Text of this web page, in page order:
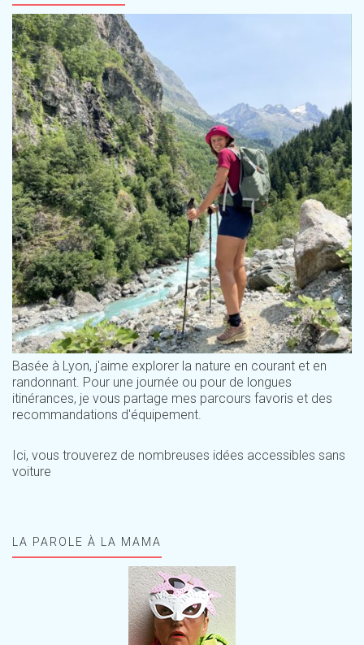
Basée à Lyon, j'aime explorer la nature en courant et en
randonnant. Pour une journée ou pour de longues
itinérances, je vous partage mes parcours favoris et des
recommandations d'équipement.
Ici, vous trouverez de nombreuses idées accessibles sans
voiture
LA PAROLE À LA MAMA